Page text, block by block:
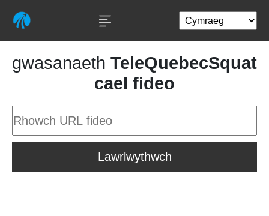
gwasanaeth TeleQuebecSquat
cael fideo
Lawrlwythwch